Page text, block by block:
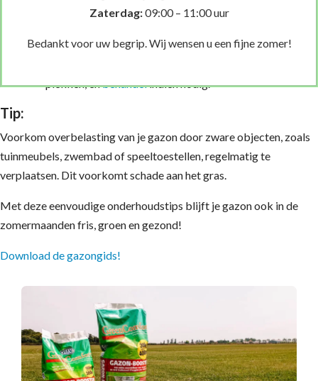
Onkruid en mos:
gazonvriendelijke onkruidbestrijder.
plekken, enbehandelindien nodig.
Tip:
Voorkom overbelasting van je gazon door zware objecten, zoals
tuinmeubels, zwembad of speeltoestellen, regelmatig te
verplaatsen. Dit voorkomt schade aan het gras.
Met deze eenvoudige onderhoudstips blijft je gazon ook in de
zomermaanden fris, groen en gezond!
Download de gazongids!
Zaterdag:09:00 – 11:00 uur
Bedankt voor uw begrip. Wij wensen u een fijne zomer!